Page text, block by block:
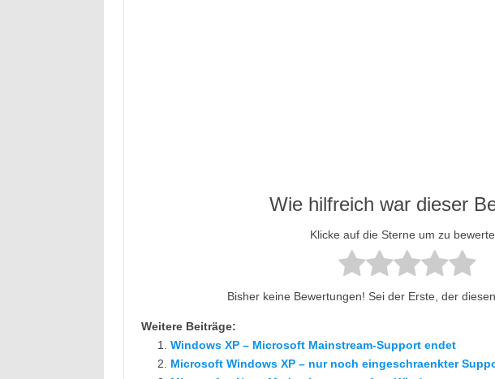
Wie hilfreich war dieser
Klicke auf die Sterne um zu
Bisher keine Bewertungen! Sei der Erste, der
Weitere Beiträge:
Windows XP – Microsoft Mainstream-Support endet
Microsoft Windows XP – nur noch eingeschraenkter